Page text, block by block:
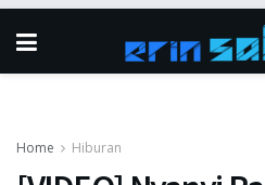
Home Hiburan